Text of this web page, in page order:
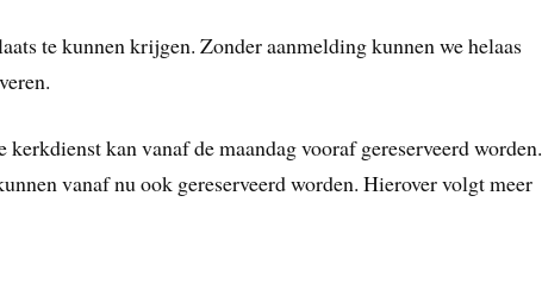
te kunnen krijgen. Zonder aanmelding kunnen we helaas
kerkdienst kan vanaf de maandag vooraf gereserveerd worden.
vanaf nu ook gereserveerd worden. Hierover volgt meer